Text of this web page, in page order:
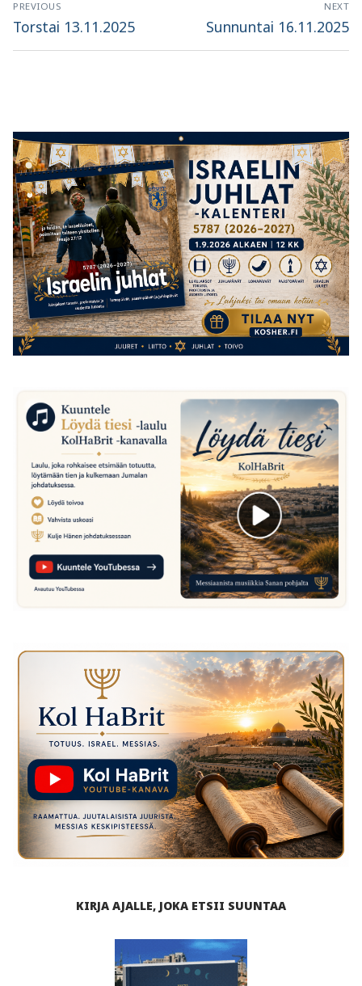
selaus
PREVIOUS
Previous
Torstai 13.11.2025
NEXT
Next
Sunnuntai 16.11.2025
KIRJA AJALLE, JOKA ETSII SUUNTAA